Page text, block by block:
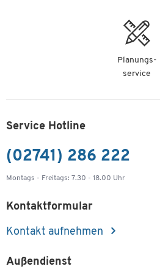
Planungs-
service
Service Hotline
(02741) 286 222
Montags - Freitags: 7.30 - 18.00 Uhr
Kontaktformular
Kontakt aufnehmen
Außendienst